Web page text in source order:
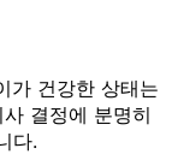
가 건강한 상태는
결정에 분명히
다.